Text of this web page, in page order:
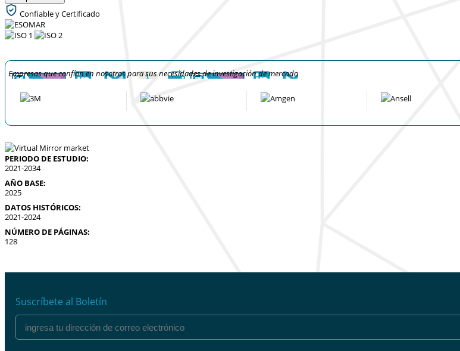
Confiable y Certificado
Empresas que confían en nosotros para sus necesidades de investigación de mercado
PERIODO DE ESTUDIO:
2021-2034
AÑO BASE:
2025
DATOS HISTÓRICOS:
2021-2024
NÚMERO DE PÁGINAS:
128
Suscríbete al Boletín